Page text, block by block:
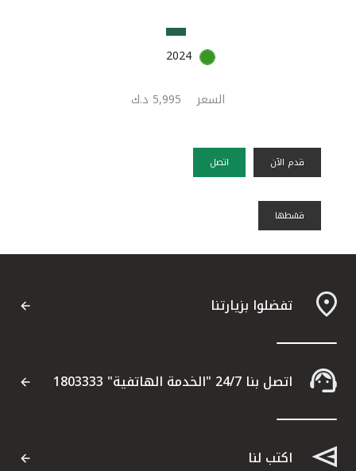
2024
السعر
قدم الآن اتصل
قسًطها
تفضلوا بزيارتنا
اتصل بنا 24/7 "الخدمة الهاتفية" 1803333
اكتب لنا